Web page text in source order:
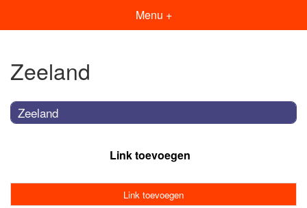
Menu +
Zeeland
Zeeland
Link toevoegen
Link toevoegen